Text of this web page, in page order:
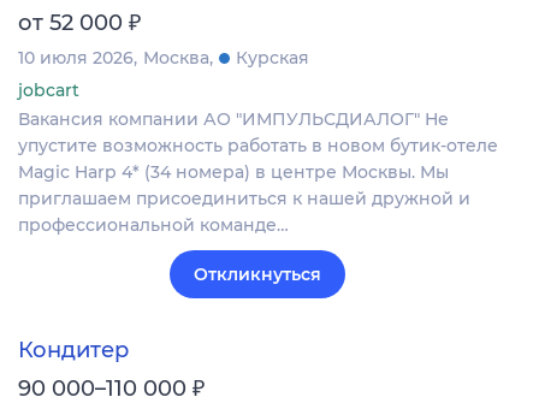
от 52 000 ₽
10 июля 2026 Москва
Курская
jobcart
Вакансия компании АО "ИМПУЛЬСДИАЛОГ" Не
упустите возможность работать в новом бутик-отеле
Magic Harp 4* (34 номера) в центре Москвы. Мы
приглашаем присоединиться к нашей дружной и
профессиональной команде…
Откликнуться
Кондитер
90 000–110 000 ₽